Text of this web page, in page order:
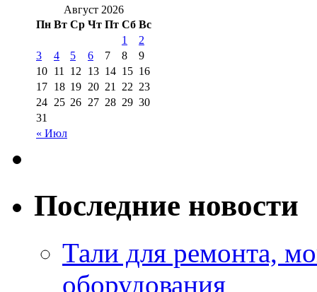
Август 2026
Пн Вт Ср Чт Пт Сб Вс
« Июл
1
2
3
4 5 6 7 8
9
10 11 12 13 14 15 16
17 18 19 20 21 22 23
24 25 26 27 28 29 30
31
Последние новости
Тали для ремонта,
оборудования